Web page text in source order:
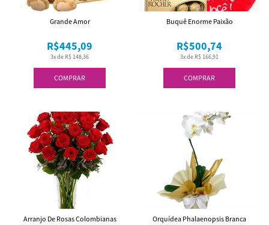
COMPRAR
3x de R$ 148,36
R$445,09
Grande Amor
COMPRAR
3x de R$ 166,91
R$500,74
Buquê Enorme Paixão
Arranjo De Rosas Colombianas
Orquídea Phalaenopsis Branca